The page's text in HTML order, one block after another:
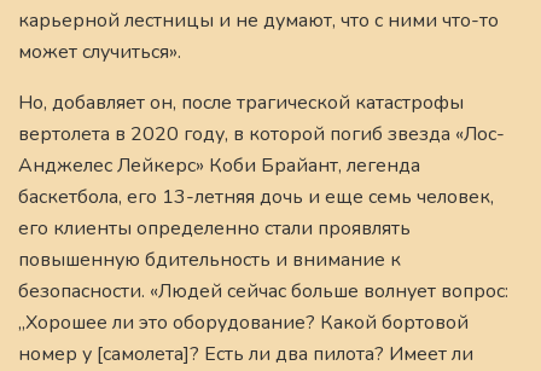
карьерной лестницы и не думают, что с ними что-то
может случиться».
Но, добавляет он, после трагической катастрофы
вертолета в 2020 году, в которой погиб звезда «Лос-
Анджелес Лейкерс» Коби Брайант, легенда
баскетбола, его 13-летняя дочь и еще семь человек,
его клиенты определенно стали проявлять
повышенную бдительность и внимание к
безопасности. «Людей сейчас больше волнует вопрос:
„Хорошее ли это оборудование? Какой бортовой
номер у [самолета]? Есть ли два пилота? Имеет ли